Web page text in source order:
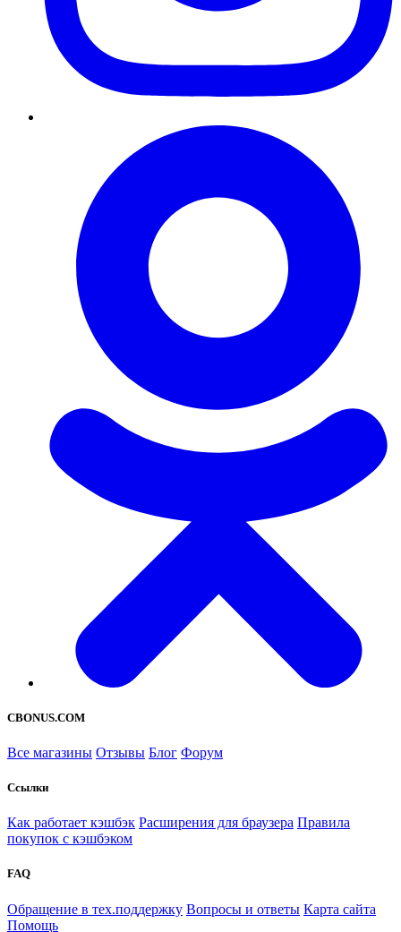
CBONUS.COM
Все магазины Отзывы Блог Форум
Ссылки
Как работает кэшбэк Расширения для браузера Правила
покупок с кэшбэком
FAQ
Обращение в тех.поддержку Вопросы и ответы Карта сайта
Помощь